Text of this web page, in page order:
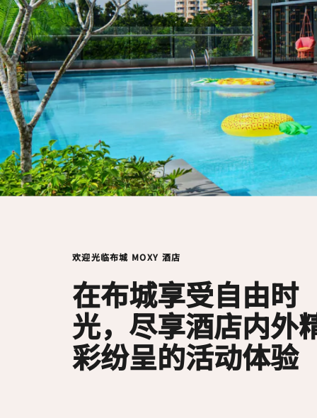
欢迎光临布城 MOXY 酒店
在布城享受自由时
光，尽享酒店内外
彩纷呈的活动体验